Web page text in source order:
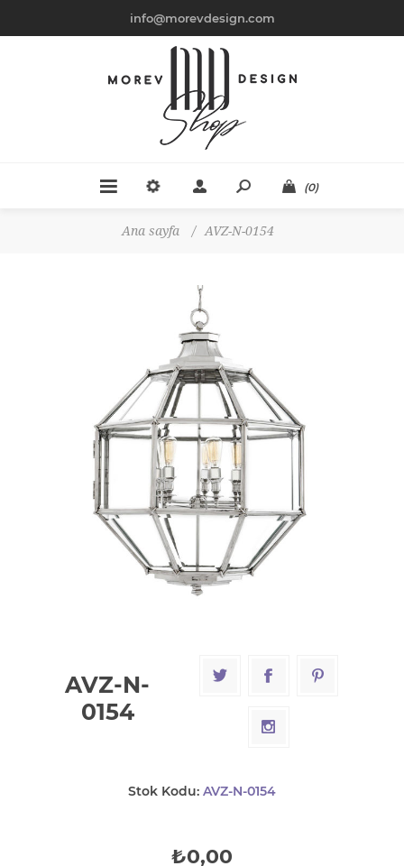
info@morevdesign.com
(0)
Ana sayfa / AVZ-N-0154
AVZ-N-
0154
Stok Kodu: AVZ-N-0154
₺0,00